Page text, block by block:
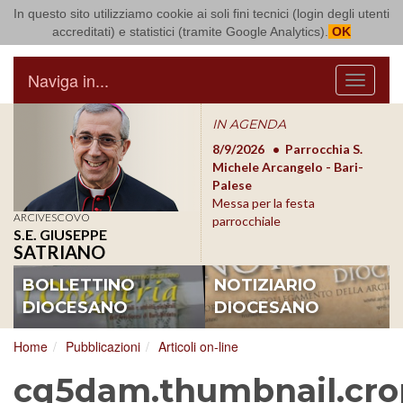
In questo sito utilizziamo cookie ai soli fini tecnici (login degli utenti
accreditati) e statistici (tramite Google Analytics). OK
Arcidiocesi di Bari Bitonto
Menu
Naviga in...
ARCIVESCOVO
S.E. GIUSEPPE
SATRIANO
IN AGENDA
8/17/2026
Conversano
Conferenza Episcopale
Pugliese
8/9/2026
Parrocchia S.
Michele Arcangelo - Bari-
Palese
Messa per la festa
parrocchiale
BOLLETTINO
DIOCESANO
NOTIZIARIO
DIOCESANO
Home Pubblicazioni Articoli on-line